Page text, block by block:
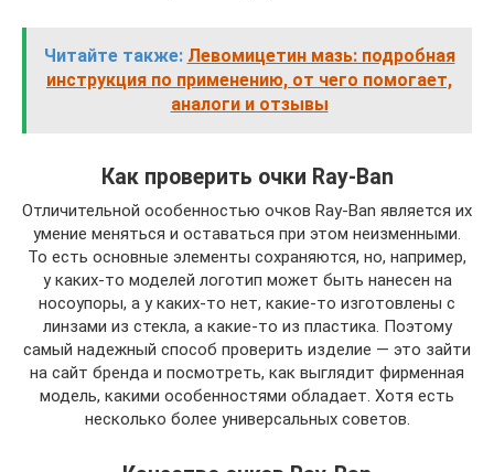
Читайте также: Левомицетин мазь: подробная
инструкция по применению, от чего помогает,
аналоги и отзывы
Как проверить очки Ray-Ban
Отличительной особенностью очков Ray-Ban является их
умение меняться и оставаться при этом неизменными.
То есть основные элементы сохраняются, но, например,
у каких-то моделей логотип может быть нанесен на
носоупоры, а у каких-то нет, какие-то изготовлены с
линзами из стекла, а какие-то из пластика. Поэтому
самый надежный способ проверить изделие — это зайти
на сайт бренда и посмотреть, как выглядит фирменная
модель, какими особенностями обладает. Хотя есть
несколько более универсальных советов.